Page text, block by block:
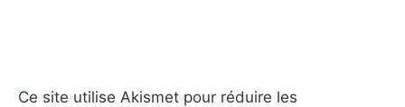
Ce site utilise Akismet pour réduire les